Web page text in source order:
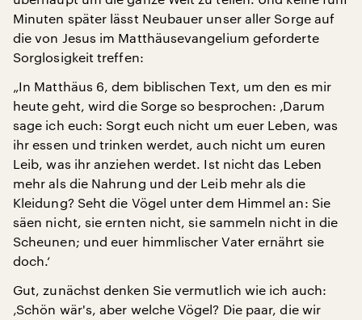
Minuten später lässt Neubauer unser aller Sorge auf
die von Jesus im Matthäusevangelium geforderte
Sorglosigkeit treffen:
„In Matthäus 6, dem biblischen Text, um den es mir
heute geht, wird die Sorge so besprochen: ‚Darum
sage ich euch: Sorgt euch nicht um euer Leben, was
ihr essen und trinken werdet, auch nicht um euren
Leib, was ihr anziehen werdet. Ist nicht das Leben
mehr als die Nahrung und der Leib mehr als die
Kleidung? Seht die Vögel unter dem Himmel an: Sie
säen nicht, sie ernten nicht, sie sammeln nicht in die
Scheunen; und euer himmlischer Vater ernährt sie
doch.‘
Gut, zunächst denken Sie vermutlich wie ich auch:
‚Schön wär's, aber welche Vögel? Die paar, die wir